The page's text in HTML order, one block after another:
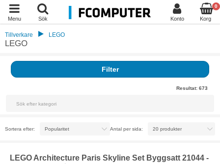
Menu Sök Konto
0
Korg
Tillverkare LEGO
LEGO
Filter
Resultat: 673
Sortera efter: Antal per sida:
LEGO Architecture Paris Skyline Set Byggsatt 21044 -